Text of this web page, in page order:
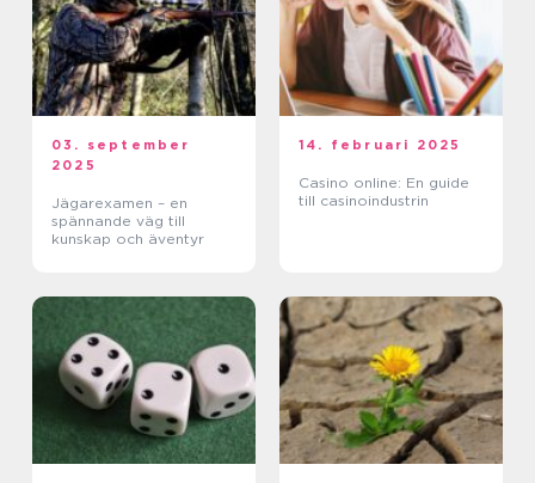
03. september
2025
Jägarexamen – en
spännande väg till
kunskap och äventyr
14. februari 2025
Casino online: En guide
till casinoindustrin